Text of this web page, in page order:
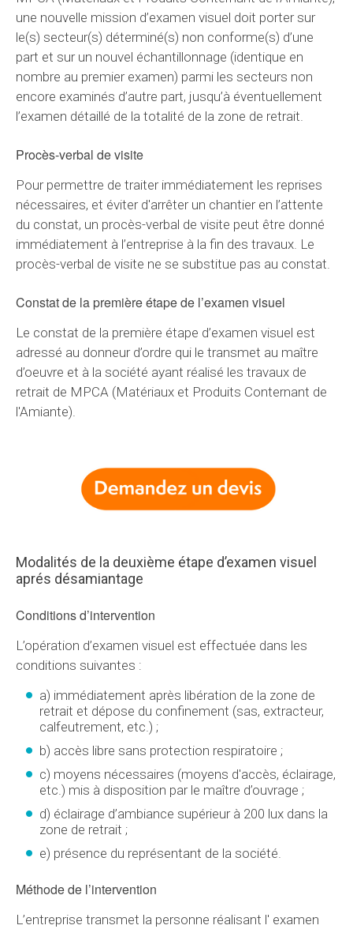
une nouvelle mission d’examen visuel doit porter sur
le(s) secteur(s) déterminé(s) non conforme(s) d’une
part et sur un nouvel échantillonnage (identique en
nombre au premier examen) parmi les secteurs non
encore examinés d’autre part, jusqu’à éventuellement
l’examen détaillé de la totalité de la zone de retrait.
Procès-verbal de visite
Pour permettre de traiter immédiatement les reprises
nécessaires, et éviter d'arrêter un chantier en l’attente
du constat, un procès-verbal de visite peut être donné
immédiatement à l’entreprise à la fin des travaux. Le
procès-verbal de visite ne se substitue pas au constat.
Constat de la première étape de l’examen visuel
Le constat de la première étape d’examen visuel est
adressé au donneur d’ordre qui le transmet au maître
d’oeuvre et à la société ayant réalisé les travaux de
retrait de MPCA (Matériaux et Produits Conternant de
l'Amiante).
Modalités de la deuxième étape d’examen visuel
aprés désamiantage
Conditions d’intervention
L’opération d’examen visuel est effectuée dans les
conditions suivantes :
a) immédiatement après libération de la zone de
retrait et dépose du confinement (sas, extracteur,
calfeutrement, etc.) ;
b) accès libre sans protection respiratoire ;
c) moyens nécessaires (moyens d'accès, éclairage,
etc.) mis à disposition par le maître d’ouvrage ;
d) éclairage d’ambiance supérieur à 200 lux dans la
zone de retrait ;
e) présence du représentant de la société.
Méthode de l’intervention
L’entreprise transmet la personne réalisant l' examen